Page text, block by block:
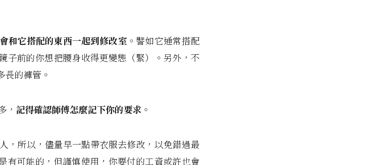
和它搭配的東西一起到修改室。譬如它通常搭配
子前的你想把腰身收得更變態（緊）。另外，不
長的褲管。
， 記得確認師傅怎麼記下你的要求 。
，所以，儘量早一點帶衣服去修改，以免錯過最
有可能的，但謹慎使用，你要付的工資或許也會